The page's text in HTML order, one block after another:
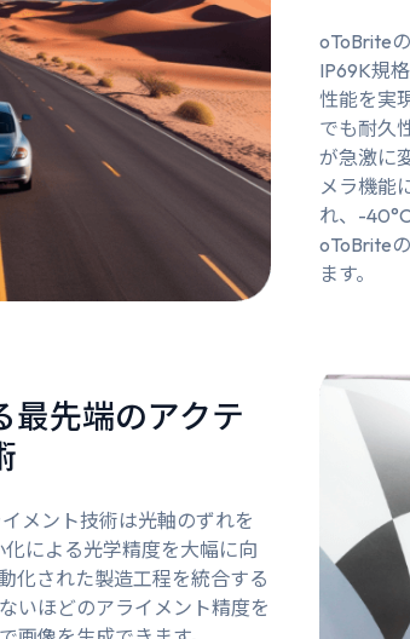
oToBrite
IP69K規
性能を実
でも耐久
が急激に
メラ機能
れ、-
oToBrite
ます。
最先端のアクテ
メント技術は光軸のずれを
による光学精度を大幅に向
化された製造工程を統合する
いほどのアライメント精度を